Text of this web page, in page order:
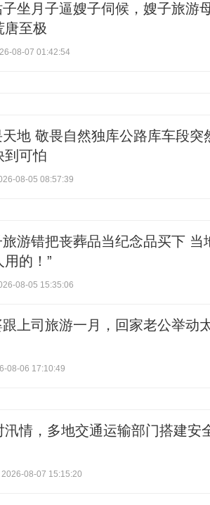
坐月子逼嫂子伺候，嫂子旅游
唐至极
08-07 01:42:54
地 敬畏自然独库公路库车段突
到可怕
08-05 08:57:39
游错把丧葬品当纪念品买下 当
的！”
08-05 15:35:06
上司旅游一月，回家老公举动
08-06 17:10:49
汛情，多地交通运输部门搭建安
08-07 15:15:20